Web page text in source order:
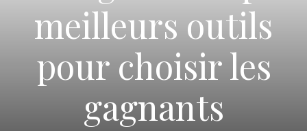
meilleurs outils
pour choisir les
gagnants